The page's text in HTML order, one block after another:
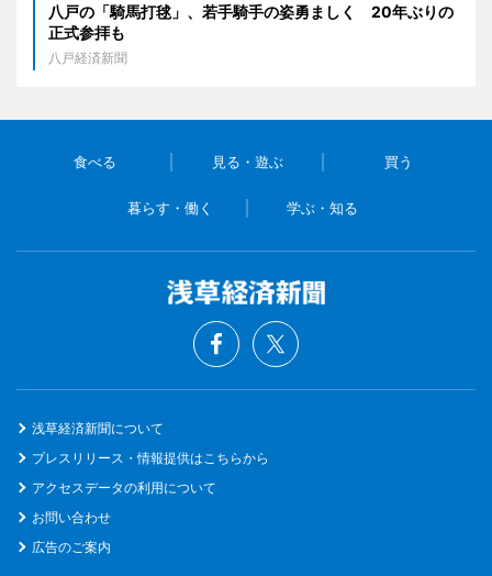
八戸の「騎馬打毬」、若手騎手の姿勇ましく 20年ぶりの
正式参拝も
八戸経済新聞
食べる 見る・遊ぶ 買う
暮らす・働く 学ぶ・知る
浅草経済新聞について
プレスリリース・情報提供はこちらから
アクセスデータの利用について
お問い合わせ
広告のご案内